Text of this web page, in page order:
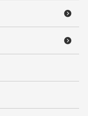

